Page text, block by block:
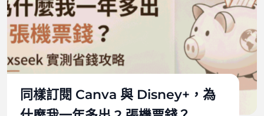
同樣訂閱 Canva 與 Disney+，為